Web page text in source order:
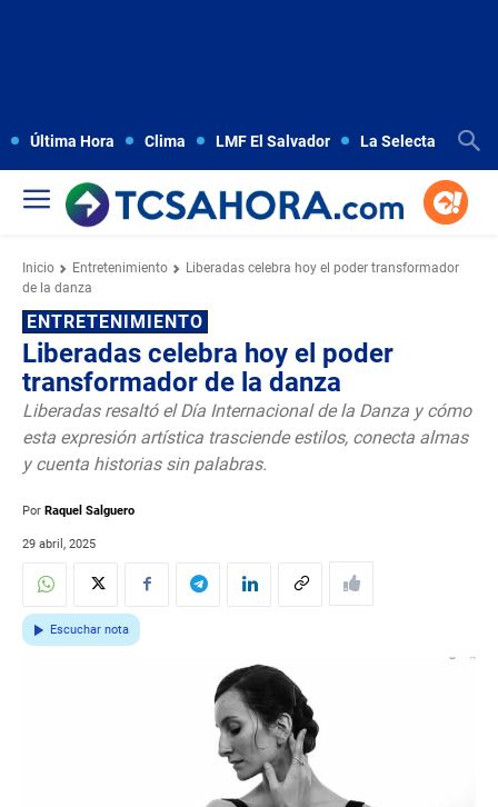
Última Hora Clima LMF El Salvador La Selecta
Inicio Entretenimiento
Liberadas celebra hoy el poder transformador
de la danza
ENTRETENIMIENTO
Liberadas celebra hoy el poder
transformador de la danza
Liberadas resaltó el Día Internacional de la Danza y cómo
esta expresión artística trasciende estilos, conecta almas
y cuenta historias sin palabras.
Por Raquel Salguero
29 abril, 2025
Escuchar nota